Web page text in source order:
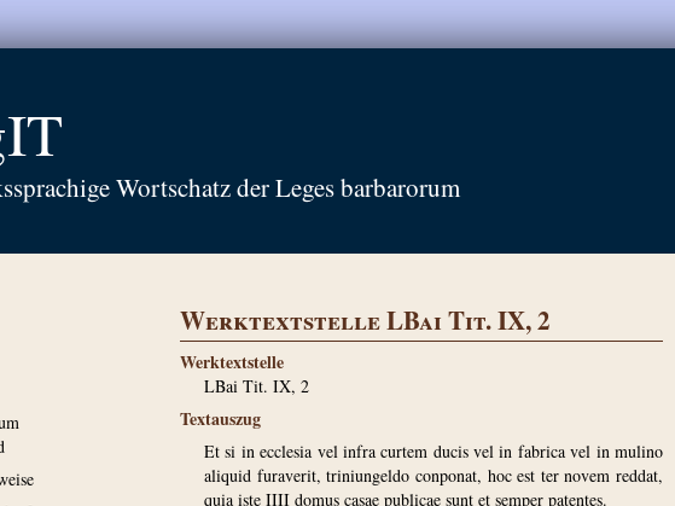
Wortschatz der Leges barbarorum
Werktextstelle LBai Tit. IX, 2
Werktextstelle
LBai Tit. IX, 2
Textauszug
Et si in ecclesia vel infra curtem ducis vel in fabrica vel in mulino
aliquid furaverit, triniungeldo conponat, hoc est ter novem reddat,
quia iste IIII domus casae publicae sunt et semper patentes.